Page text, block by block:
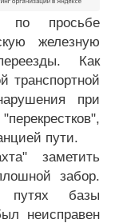
просьбе
железную
Как
транспортной
при
пути.
заметить
забор.
путях базы
неисправен